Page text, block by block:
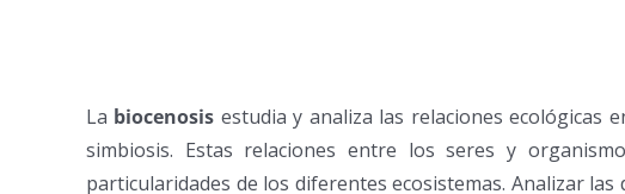
La biocenosis estudia y analiza las relaciones ecológicas
simbiosis. Estas relaciones entre los seres y
particularidades de los diferentes ecosistemas. Analizar